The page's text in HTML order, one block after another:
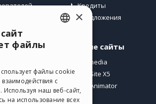
Кредиты
Предложения
Другие сайты
Incomedia
WebSite X5
WebAnimator
GERMAN
SPANISH
×
файлы
файлы cookie
с
Используя наш веб-сайт,
на использование всех